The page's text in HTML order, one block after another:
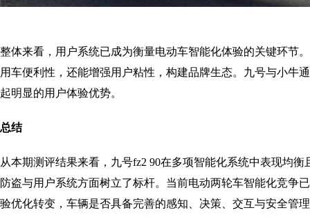
整体来看，用户系统已成为衡量电动车智能化体验的关键环节
用车便利性，还能增强用户粘性，构建品牌生态。九号与小牛
起明显的用户体验优势。
总结
从本期测评结果来看，九号fz2 90在多项智能化系统中表现均
防盗与用户系统方面树立了标杆。当前电动两轮车智能化竞争
验优化转变，车辆是否具备完善的感知、决策、交互与安全管